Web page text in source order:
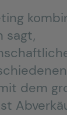
sagt,
dem